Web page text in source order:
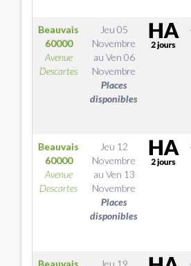
Beauvais
60000
Avenue
Descartes
Jeu 05
Novembre
au Ven 06
Novembre
Places
disponibles
Beauvais
60000
Avenue
Descartes
Jeu 12
Novembre
au Ven 13
Novembre
Places
disponibles
Beauvais Jeu 19